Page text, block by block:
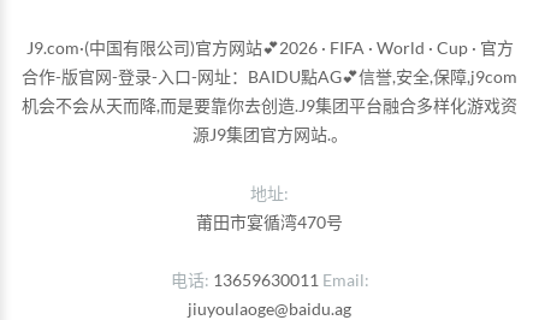
J9.com·(中国有限公司)官方网站💕2026 · FIFA · World · Cup · 官方
合作-版官网-登录-入口-网址：BAIDU點AG💕信誉,安全,保障,j9com
机会不会从天而降,而是要靠你去创造.J9集团平台融合多样化游戏资
源J9集团官方网站.。
地址:
莆田市宴循湾470号
电话 13659630011 Email
jiuyoulaoge@baidu.ag